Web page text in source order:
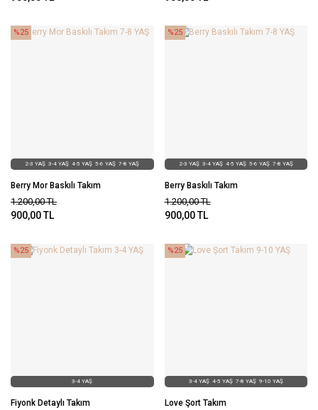
%25
2-3 YAŞ 3-4 YAŞ 4-5 YAŞ 5-6 YAŞ 7-8 YAŞ
Berry Mor Baskılı Takım
1.200,00TL
900,00TL
%25
2-3 YAŞ 3-4 YAŞ 4-5 YAŞ 5-6 YAŞ 7-8 YAŞ
Berry Baskılı Takım
1.200,00TL
900,00TL
%25
3-4 YAŞ
Fiyonk Detaylı Takım
%25
3-4 YAŞ 4-5 YAŞ 7-8 YAŞ 9-10 YAŞ
Love Şort Takım